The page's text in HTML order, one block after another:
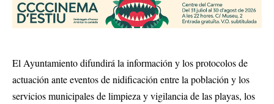
El Ayuntamiento difundirá la información y los protocolos de
actuación ante eventos de nidificación entre la población y los
servicios municipales de limpieza y vigilancia de las playas, los